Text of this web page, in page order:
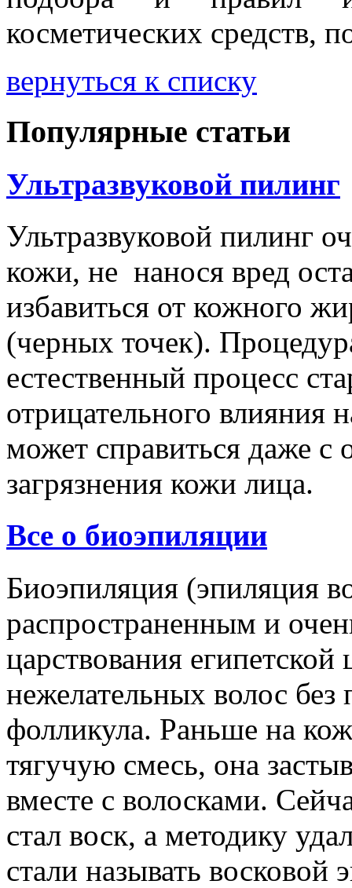
косметических средств,
вернуться к списку
Популярные статьи
Ультразвуковой пилинг
Ультразвуковой пилинг
кожи, не нанося вред
избавиться от кожного
(черных точек).
естественный процесс
отрицательного влияния
может справиться даже
загрязнения кожи лица.
Все о биоэпиляции
Биоэпиляция (эпиляция
распространенным и
царствования
нежелательных волос
фолликула. Раньше на
тягучую смесь, она
вместе с волосками.
стал воск, а методику
стали называть восковой